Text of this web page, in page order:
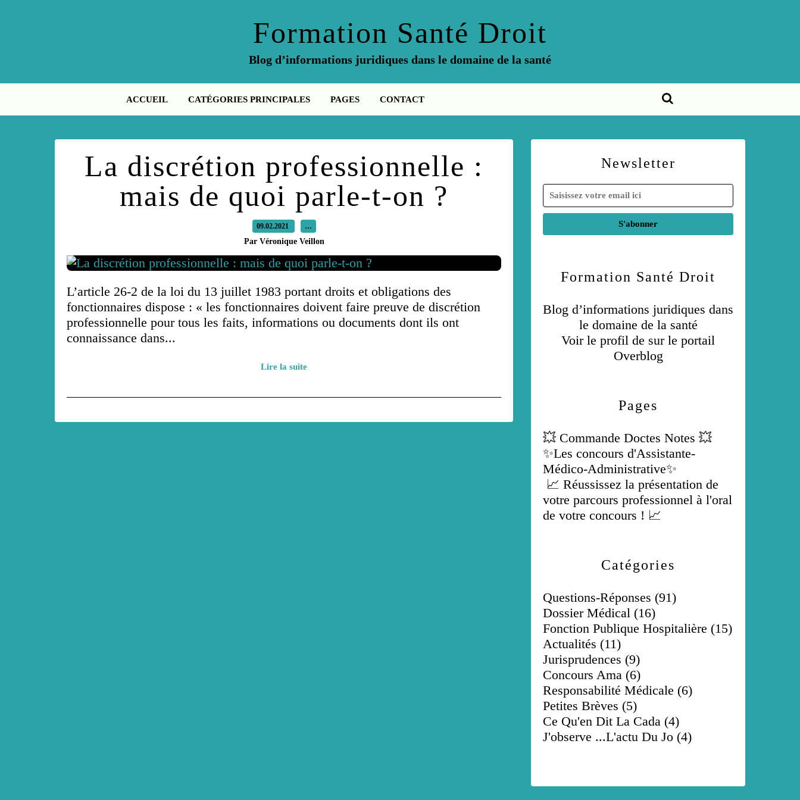
Formation Santé Droit
Blog d’informations juridiques dans le domaine de la santé
ACCUEIL CATÉGORIES PRINCIPALES PAGES CONTACT
La discrétion professionnelle :
mais de quoi parle-t-on ?
09.02.2021 …
Par Véronique Veillon
L’article 26-2 de la loi du 13 juillet 1983 portant droits et obligations des
fonctionnaires dispose : « les fonctionnaires doivent faire preuve de discrétion
professionnelle pour tous les faits, informations ou documents dont ils ont
connaissance dans...
Lire la suite
Newsletter
Catégories
Questions-Réponses (91)
Dossier Médical (16)
Fonction Publique Hospitalière (15)
Actualités (11)
Jurisprudences (9)
Concours Ama (6)
Responsabilité Médicale (6)
Petites Brèves (5)
Ce Qu'en Dit La Cada (4)
J'observe ...l'actu Du Jo (4)
Pages
💥 Commande Doctes Notes 💥
✨Les concours d'Assistante-
Médico-Administrative✨
📈 Réussissez la présentation de
votre parcours professionnel à l'oral
de votre concours ! 📈
Formation Santé Droit
Blog d’informations juridiques dans
le domaine de la santé
Voir le profil de sur le portail
Overblog